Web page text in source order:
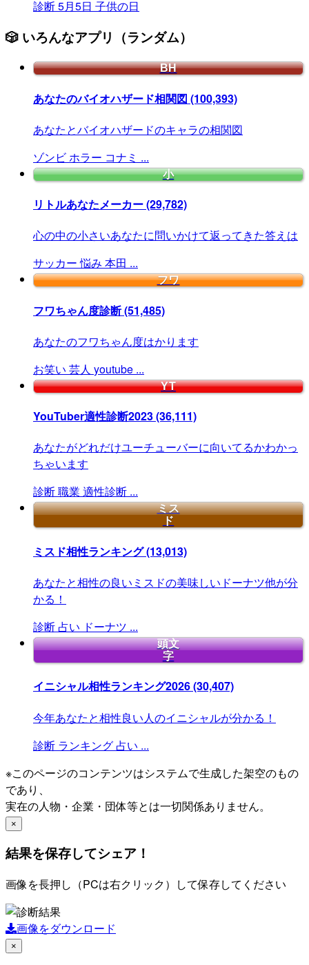
診断5月5日 子供の日
🎲 いろんなアプリ（ランダム）
BH
あなたのバイオハザード相関図 (100,393)
あなたとバイオハザードのキャラの相関図
ゾンビホラー コナミ ...
小
リトルあなたメーカー(29,782)
心の中の小さいあなたに問いかけて返ってきた答えは
サッカー 悩み 本田 ...
フワ
フワちゃん度診断(51,485)
あなたのフワちゃん度はかります
お笑い 芸人 youtube ...
YT
YouTuber適性診断2023(36,111)
あなたがどれだけユーチューバーに向いてるかわかっ
ちゃいます
診断職業 適性診断 ...
ミス
ド
ミスド相性ランキング(13,013)
あなたと相性の良いミスドの美味しいドーナツ他が分
かる！
診断 占い ドーナツ ...
頭文
字
イニシャル相性ランキング2026(30,407)
今年あなたと相性良い人のイニシャルが分かる！
診断 ランキング 占い ...
※このページのコンテンツはシステムで生成した架空のもの
であり、
実在の人物・企業・団体等とは一切関係ありません。
×
結果を保存してシェア！
画像を長押し（PCは右クリック）して保存してください
画像をダウンロード
×